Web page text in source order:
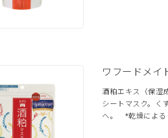
ワフードメ
酒粕エキス（保湿
シートマスク。く
へ。 *乾燥による